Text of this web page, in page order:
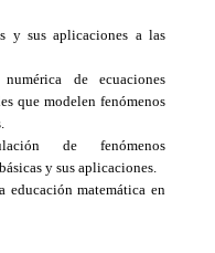
y sus aplicaciones a las
de ecuaciones
que modelen fenómenos
de fenómenos
y sus aplicaciones.
educación matemática en